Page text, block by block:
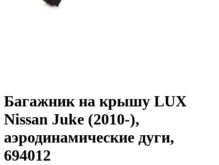
Багажник на крышу LUX
Nissan Juke (2010-),
аэродинамические дуги,
694012